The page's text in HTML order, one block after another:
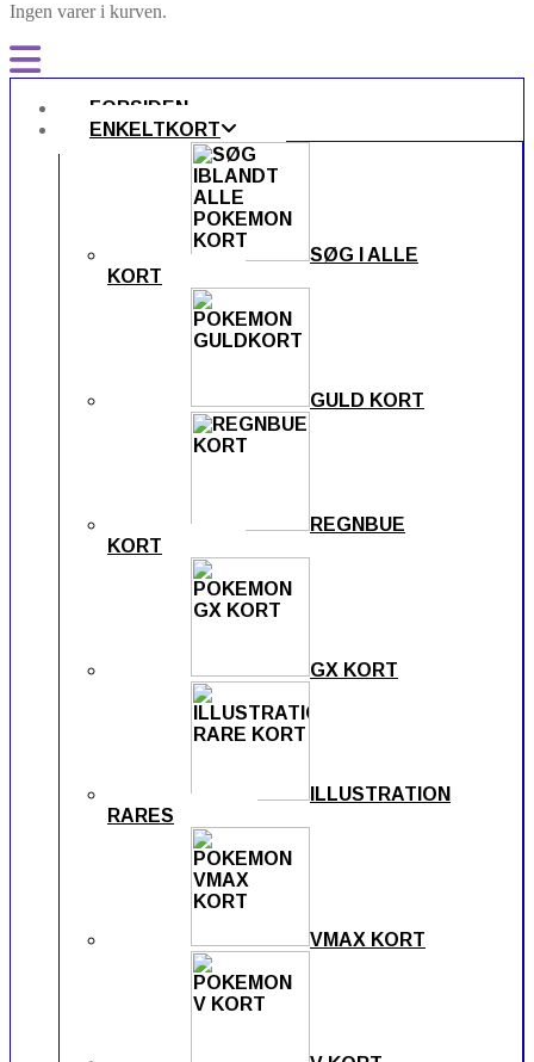
Ingen varer i kurven.
FORSIDEN
ENKELTKORT
SØG I ALLE
KORT
GULD KORT
REGNBUE
KORT
GX KORT
ILLUSTRATION
RARES
VMAX KORT